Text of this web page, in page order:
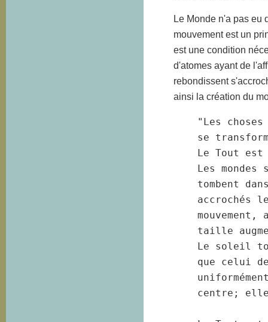
Le Monde n'a pas eu
mouvement est un
est une condition
d'atomes ayant de
rebondissent
ainsi la création du
"Les
se
Le Tout
Les
tombent
accrochés
taille
Le soleil
que celui
centre;